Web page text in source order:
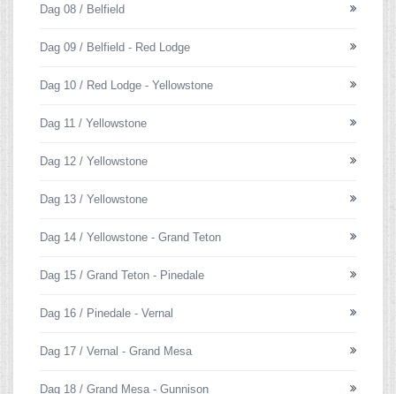
Dag 08 / Belfield
Dag 09 / Belfield - Red Lodge
Dag 10 / Red Lodge - Yellowstone
Dag 11 / Yellowstone
Dag 12 / Yellowstone
Dag 13 / Yellowstone
Dag 14 / Yellowstone - Grand Teton
Dag 15 / Grand Teton - Pinedale
Dag 16 / Pinedale - Vernal
Dag 17 / Vernal - Grand Mesa
Dag 18 / Grand Mesa - Gunnison